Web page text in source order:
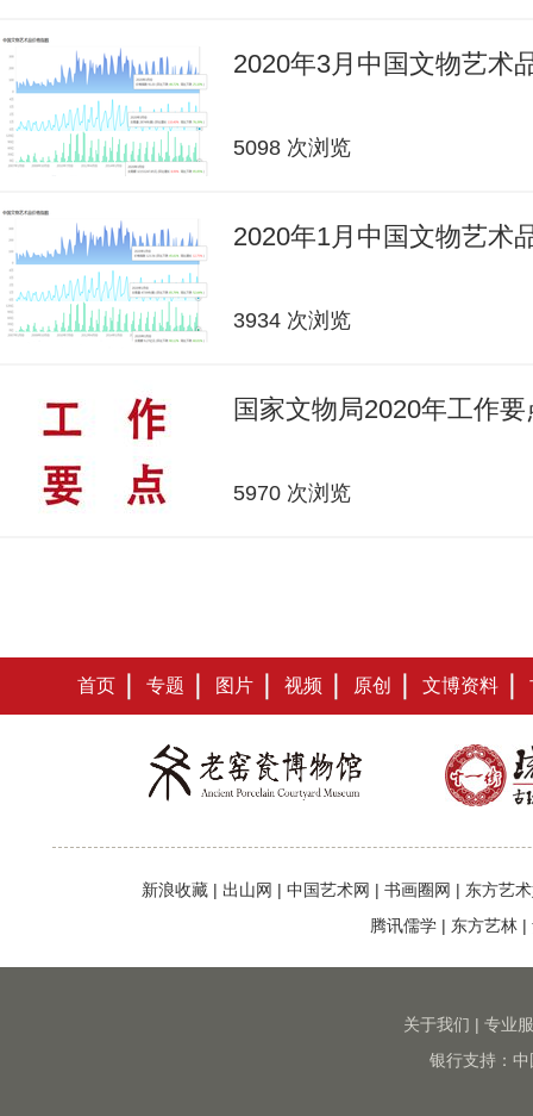
2020年3月中国文物艺术
5098 次浏览
2020年1月中国文物艺术
3934 次浏览
国家文物局2020年工作要
5970 次浏览
首页 专题 图片 视频 原创 文博资料
新浪收藏 | 出山网 | 中国艺术网 | 书画圈网 | 东方艺
腾讯儒学 | 东方艺林 |
关于我们 | 专业
银行支持：